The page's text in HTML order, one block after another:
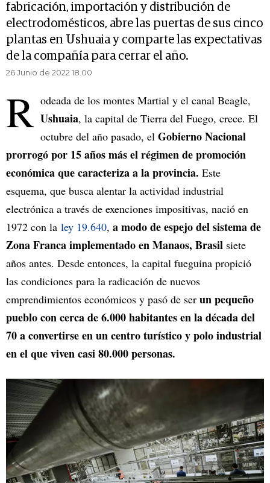
fabricación, importación y distribución de
electrodomésticos, abre las puertas de sus cinco
plantas en Ushuaia y comparte las expectativas
de la compañía para cerrar el año.
26 Junio de 2022 18.00
R odeada de los montes Martial y el canal Beagle,
Ushuaia, la capital de Tierra del Fuego, crece. El
octubre del año pasado, el Gobierno Nacional
prorrogó por 15 años más el régimen de promoción
económica que caracteriza a la provincia. Este
esquema, que busca alentar la actividad industrial
electrónica a través de exenciones impositivas, nació en
1972 con la ley 19.640, a modo de espejo del sistema de
Zona Franca implementado en Manaos, Brasil siete
años antes. Desde entonces, la capital fueguina propició
las condiciones para la radicación de nuevos
emprendimientos económicos y pasó de ser un pequeño
pueblo con cerca de 6.000 habitantes en la década del
70 a convertirse en un centro turístico y polo industrial
en el que viven casi 80.000 personas.